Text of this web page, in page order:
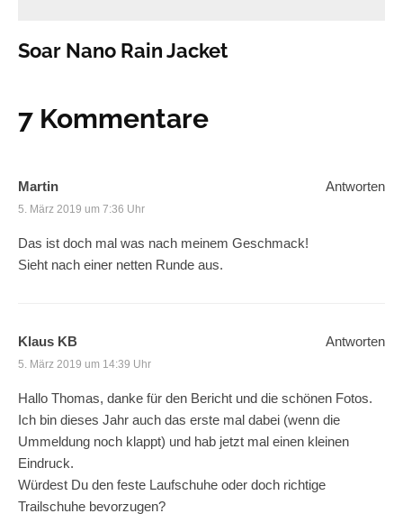
Soar Nano Rain Jacket
7 Kommentare
Martin
5. März 2019 um 7:36 Uhr
Das ist doch mal was nach meinem Geschmack!
Sieht nach einer netten Runde aus.
Antworten
Klaus KB
5. März 2019 um 14:39 Uhr
Hallo Thomas, danke für den Bericht und die schönen Fotos.
Ich bin dieses Jahr auch das erste mal dabei (wenn die
Ummeldung noch klappt) und hab jetzt mal einen kleinen
Eindruck.
Würdest Du den feste Laufschuhe oder doch richtige
Trailschuhe bevorzugen?
Antworten